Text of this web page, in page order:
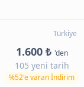
Türkiye
1.600 ₺ 'den
105 yeni tarih
%52'e varan İndirim